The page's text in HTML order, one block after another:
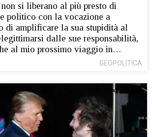
si liberano al più presto di
politico con la vocazione a
di amplificare la sua stupidità al
dalle sue responsabilità,
al mio prossimo viaggio in…
GEOPOLITICA